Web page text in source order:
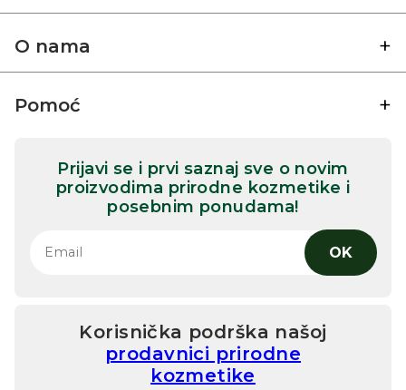
O nama
Pomoć
Prijavi se i prvi saznaj sve o novim
proizvodima prirodne kozmetike i
posebnim ponudama!
OK
Korisnička podrška našoj
prodavnici prirodne
kozmetike